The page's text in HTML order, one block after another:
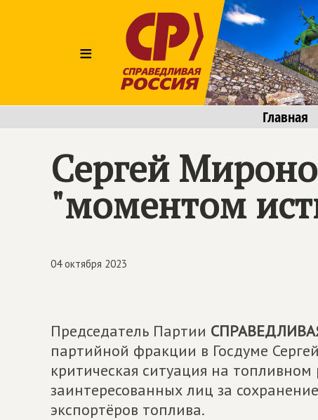
≡
Главная
Сергей
"моментом
04 октября 2023
Председатель Партии
партийной фракции в Госдуме
критическая ситуация на
заинтересованных лиц за
экспортёров топлива.